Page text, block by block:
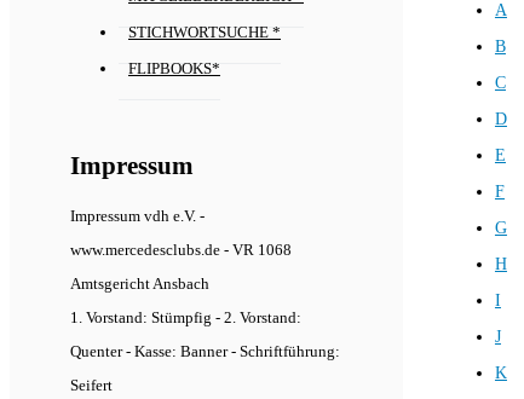
STICHWORTSUCHE *
FLIPBOOKS*
Impressum
Impressum vdh e.V. -
www.mercedesclubs.de - VR 1068
Amtsgericht Ansbach
1. Vorstand: Stümpfig - 2. Vorstand:
Quenter - Kasse: Banner - Schriftführung:
Seifert
A
B
C
D
E
F
G
H
I
J
K